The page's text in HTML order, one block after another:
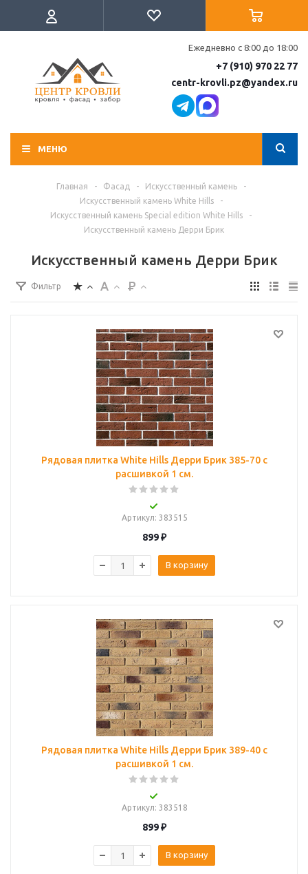
Ежедневно с 8:00 до 18:00
+7 (910) 970 22 77
centr-krovli.pz@yandex.ru
МЕНЮ
Главная - Фасад - Искусственный камень
-
Искусственный камень White Hills
-
Искусственный камень Special edition White Hills
-
Искусственный камень Дерри Брик
Искусственный камень Дерри Брик
Фильтр
Рядовая плитка White Hills Дерри Брик 385-70 с
расшивкой 1 см.
Артикул: 383515
899₽
В корзину
Рядовая плитка White Hills Дерри Брик 389-40 с
расшивкой 1 см.
Артикул: 383518
899₽
В корзину